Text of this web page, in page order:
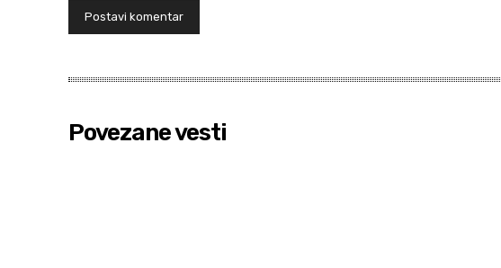
Povezane vesti